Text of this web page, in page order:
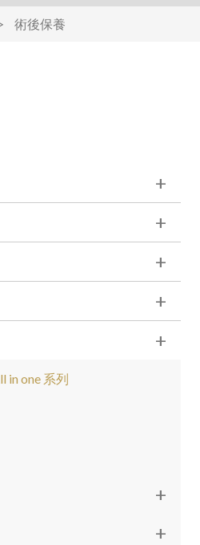
劑100cc.只能噴衣服.不要噴皮膚
滿5000元送檸檬花水500cc
術後保養
+
+
+
+
in one 系列
+
+
+